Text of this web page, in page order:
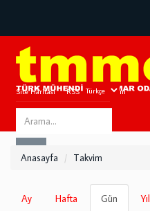
Site Haritası RSS Bize Ulaşın
Search
this
Anasayfa Takvim
Birincil
sekmeler
Ay Hafta Gün Yıl